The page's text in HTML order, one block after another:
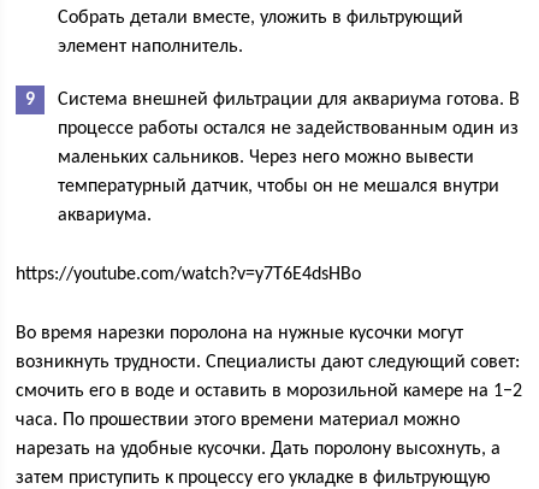
Собрать детали вместе, уложить в фильтрующий
элемент наполнитель.
Система внешней фильтрации для аквариума готова. В
процессе работы остался не задействованным один из
маленьких сальников. Через него можно вывести
температурный датчик, чтобы он не мешался внутри
аквариума.
https://youtube.com/watch?v=y7T6E4dsHBo
Во время нарезки поролона на нужные кусочки могут
возникнуть трудности. Специалисты дают следующий совет:
смочить его в воде и оставить в морозильной камере на 1−2
часа. По прошествии этого времени материал можно
нарезать на удобные кусочки. Дать поролону высохнуть, а
затем приступить к процессу его укладке в фильтрующую